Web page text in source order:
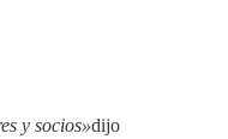
y socios»dijo